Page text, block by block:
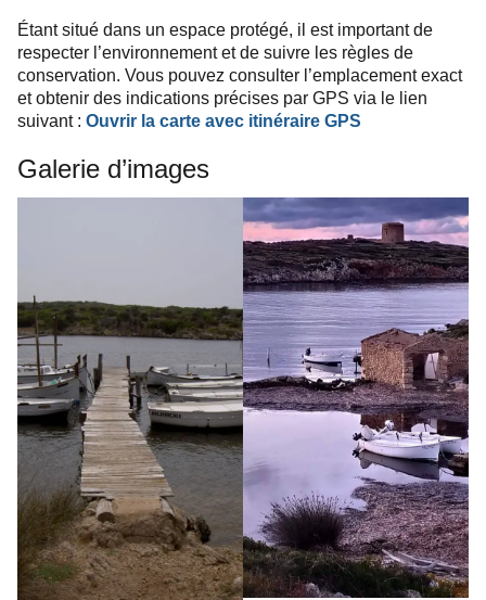
Étant situé dans un espace protégé, il est important de
respecter l’environnement et de suivre les règles de
conservation. Vous pouvez consulter l’emplacement exact
et obtenir des indications précises par GPS via le lien
suivant : Ouvrir la carte avec itinéraire GPS
Galerie d’images